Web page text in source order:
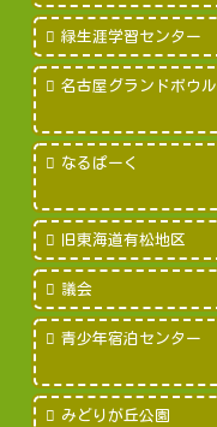
緑生涯学習センター
名古屋グランドボウル
なるぱーく
旧東海道有松地区
議会
青少年宿泊センター
みどりが丘公園